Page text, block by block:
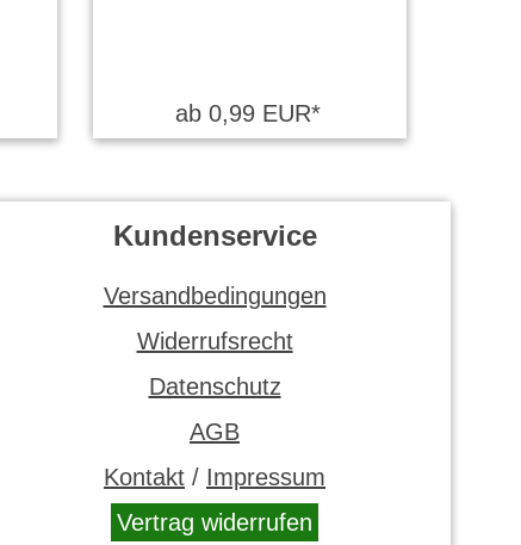
ab 0,99 EUR*
Kundenservice
Versandbedingungen
Widerrufsrecht
Datenschutz
AGB
Kontakt / Impressum
Vertrag widerrufen